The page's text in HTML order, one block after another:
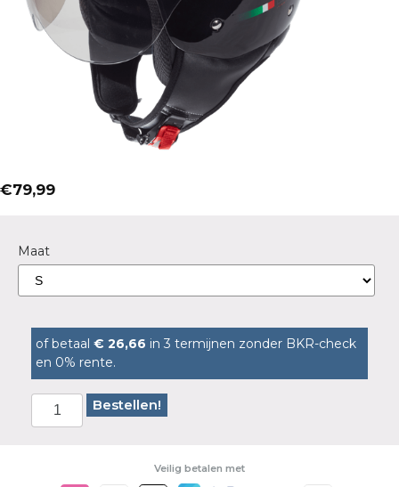
€79,99
Maat
of betaal € 26,66 in 3 termijnen zonder BKR-check
en 0% rente.
Bestellen!
Veilig betalen met